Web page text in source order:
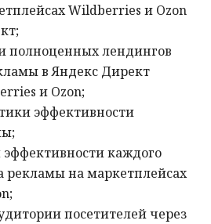
Wildberries и Ozon
полноценных лендингов
в Яндекс Директ
и Ozon;
эффективности
эффективности каждого
рекламы на маркетплейсах
посетителей через